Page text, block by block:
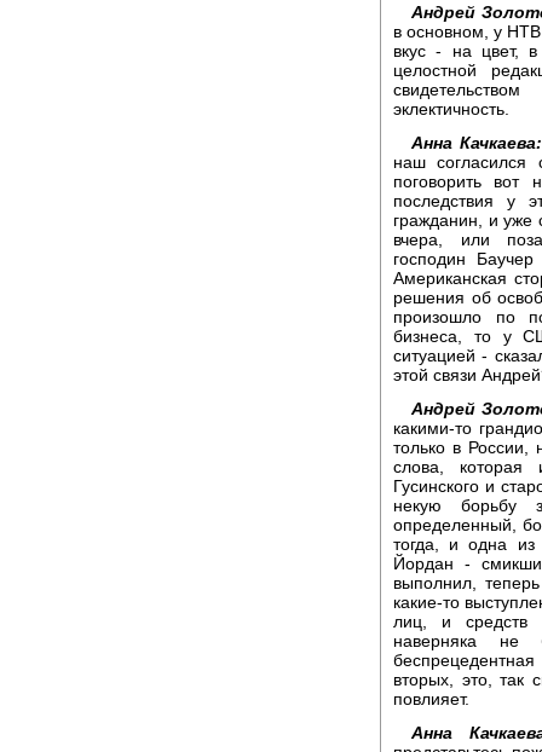
Андрей
в основном, у НТВ
вкус - на цвет,
целостной
эклектичность.
Анна Качкаева:
наш
поговорить вот
последствия у
гражданин, и
вчера, или
господин
Американская
решения об
произошло по
бизнеса, то у
ситуацией -
этой связи
Андрей
какими-то
только в
слова,
Гусинского и
некую борьбу
определенный,
тогда, и одна
Йордан -
выполнил,
какие-то
лиц, и средств
наверняка не
вторых, это, так
повлияет.
Анна